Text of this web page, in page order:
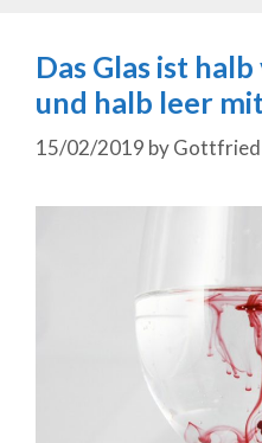
Das Glas ist
und halb leer
15/02/2019 byGottfried